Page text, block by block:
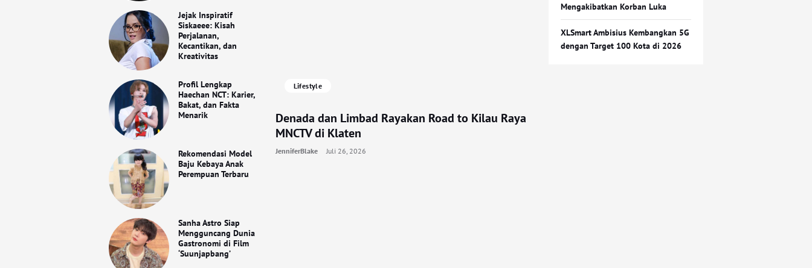
Jejak Inspiratif
Siskaeee: Kisah
Perjalanan,
Kecantikan, dan
Kreativitas
Profil Lengkap
Haechan NCT: Karier,
Bakat, dan Fakta
Menarik
Rekomendasi Model
Baju Kebaya Anak
Perempuan Terbaru
Sanha Astro Siap
Mengguncang Dunia
Gastronomi di Film
‘Suunjapbang’
Lifestyle
Denada dan Limbad Rayakan Road to Kilau Raya
MNCTV di Klaten
JenniferBlake Juli 26, 2026
Mengakibatkan Korban Luka
XLSmart Ambisius Kembangkan 5G
dengan Target 100 Kota di 2026